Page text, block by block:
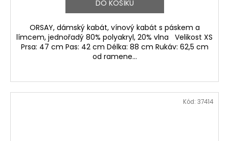
DO KOŠÍKU
ORSAY, dámský kabát, vínový kabát s páskem a
límcem, jednořadý 80% polyakryl, 20% vlna Velikost XS
Prsa: 47 cm Pas: 42 cm Délka: 88 cm Rukáv: 62,5 cm
od ramene...
Kód: 37414